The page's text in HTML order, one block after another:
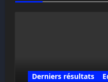
Derniers résultats